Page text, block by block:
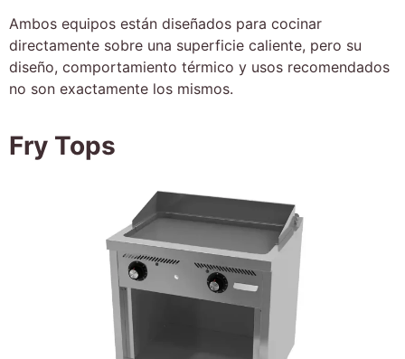
Ambos equipos están diseñados para cocinar
directamente sobre una superficie caliente, pero su
diseño, comportamiento térmico y usos recomendados
no son exactamente los mismos.
Fry Tops